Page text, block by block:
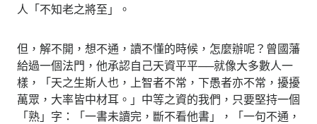
人「不知老之將至」。
但，解不開，想不通，讀不懂的時候，怎麼辦呢？曾國藩
給過一個法門，他承認自己天資平平──就像大多數人一
樣，「天之生斯人也，上智者不常，下愚者亦不常，擾擾
萬眾，大率皆中材耳。」中等之資的我們，只要堅持一個
「熟」字：「一書未讀完，斷不看他書」，「一句不通，